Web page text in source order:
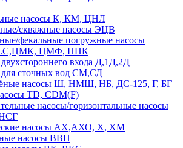
насосы К, КМ, ЦНЛ
скважные насосы ЭЦВ
фекальные погружные насосы
ЦМФ, НПК
входа Д,1Д,2Д
сточных вод СМ,СД
насосы Ш, НМШ, НБ, ДС-125, Г, БГ
TD, CDM(F)
насосы/горизонтальные насосы
насосы АХ,АХО, Х, ХМ
насосы ВВН